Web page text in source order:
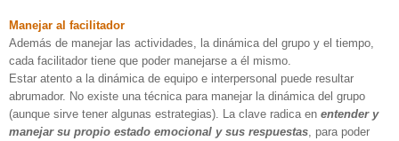
Manejar al facilitador
Además de manejar las actividades, la dinámica del grupo y el tiempo,
cada facilitador tiene que poder manejarse a él mismo.
Estar atento a la dinámica de equipo e interpersonal puede resultar
abrumador. No existe una técnica para manejar la dinámica del grupo
(aunque sirve tener algunas estrategias). La clave radica en entender y
manejar su propio estado emocional y sus respuestas , para poder